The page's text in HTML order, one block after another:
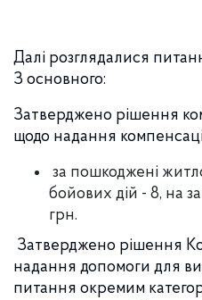
Далі розглядалися
З основного:
Затверджено рішення
щодо надання
за пошкоджені
бойових дій - 8, на
грн.
Затверджено рішення
надання допомоги для
питання окремим